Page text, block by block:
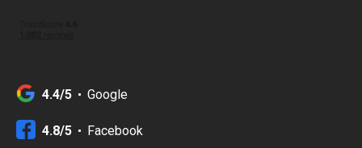
4.4/5 Google
4.8/5 Facebook